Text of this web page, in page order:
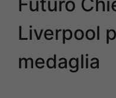
Liverpool
medaglia